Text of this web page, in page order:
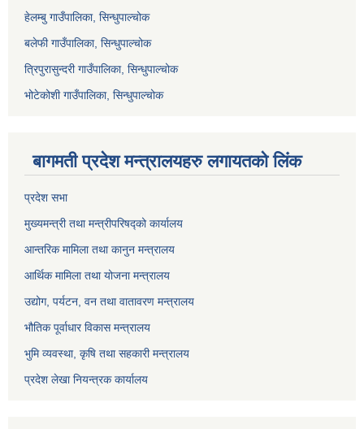
हेलम्बु गाउँपालिका, सिन्धुपाल्चोक
बलेफी गाउँपालिका, सिन्धुपाल्चोक
त्रिपुरासुन्दरी गाउँपालिका, सिन्धुपाल्चोक
भोटेकोशी गाउँपालिका, सिन्धुपाल्चोक
बागमती प्रदेश मन्त्रालयहरु लगायतको लिंक
प्रदेश सभा
मुख्यमन्त्री तथा मन्त्रीपरिषद्को कार्यालय
आन्तरिक मामिला तथा कानुन मन्त्रालय
आर्थिक मामिला तथा योजना मन्त्रालय
उद्योग, पर्यटन, वन तथा वातावरण मन्त्रालय
भौतिक पूर्वाधार विकास मन्त्रालय
भुमि व्यवस्था, कृषि तथा सहकारी मन्त्रालय
प्रदेश लेखा नियन्त्रक कार्यालय